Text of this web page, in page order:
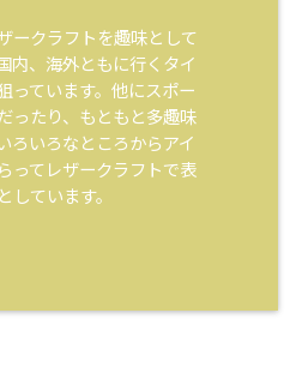
ークラフトを趣味として
内、海外ともに行くタイ
っています。他にスポー
ったり、もともと多趣味
ろいろなところからアイ
ってレザークラフトで表
しています。